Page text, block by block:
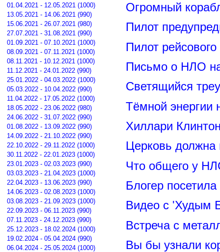
01.04.2021 - 12.05.2021 (1000)
13.05.2021 - 14.06.2021 (990)
15.06.2021 - 26.07.2021 (980)
27.07.2021 - 31.08.2021 (990)
01.09.2021 - 07.10.2021 (1000)
08.09.2021 - 07.11.2021 (1000)
08.11.2021 - 10.12.2021 (1000)
11.12.2021 - 24.01.2022 (990)
25.01.2022 - 04.03.2022 (1000)
05.03.2022 - 10.04.2022 (990)
11.04.2022 - 17.05.2022 (1000)
18.05.2022 - 23.06.2022 (980)
24.06.2022 - 31.07.2022 (990)
01.08.2022 - 13.09.2022 (990)
14.09.2022 - 21.10.2022 (990)
22.10.2022 - 29.11.2022 (1000)
30.11.2022 - 22.01.2023 (1000)
23.01.2023 - 02.03.2023 (990)
03.03.2023 - 21.04.2023 (1000)
22.04.2023 - 13.06.2023 (990)
14.06.2023 - 02.08.2023 (1000)
03.08.2023 - 21.09.2023 (1000)
22.09.2023 - 06.11.2023 (990)
07.11.2023 - 24.12.2023 (990)
25.12.2023 - 18.02.2024 (1000)
19.02.2024 - 05.04.2024 (990)
06.04.2024 - 25.05.2024 (1000)
Огромный
Пилот
Пилот
Письмо о НЛО
Светящийся
Тёмной энергии
Хиллари
Церковь должна
Что общего у
Блогер
Видео с 'Худым
Встреча с
Вы бы узнали